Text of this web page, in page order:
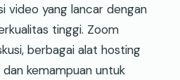
video yang lancar dengan
tinggi. Zoom
berbagai alat hosting
kemampuan untuk